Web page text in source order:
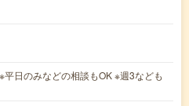
平日のみなどの相談もOK ※週3なども